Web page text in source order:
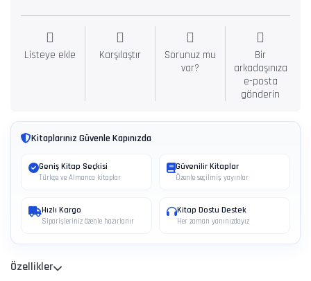
Listeye ekle Karşılaştır
Sorunuz mu
var?
Bir
arkadaşınıza
e-posta
gönderin
Kitaplarınız Güvenle Kapınızda
Geniş Kitap Seçkisi
Türkçe ve Almanca kitaplar
Güvenilir Kitaplar
Özenle seçilmiş yayınlar
Hızlı Kargo
Siparişleriniz özenle hazırlanır
Kitap Dostu Destek
Her zaman yanınızdayız
Özellikler